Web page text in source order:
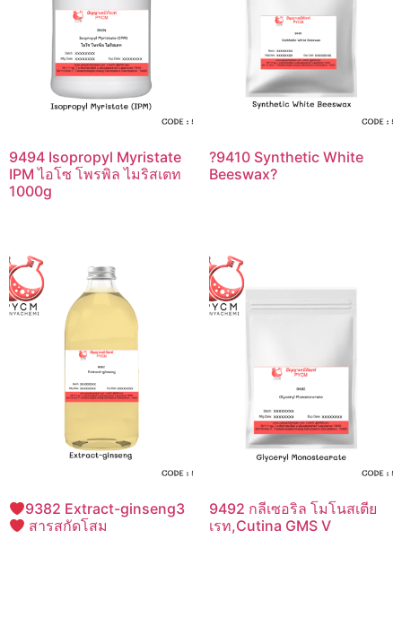
9494 Isopropyl Myristate
IPM ไอโซ โพรพิล ไมริสเตท
1000g
?9410 Synthetic White
Beeswax?
9382 Extract-ginseng3
สารสกัดโสม
9492 กลีเซอริล โมโนสเตีย
เรท,Cutina GMS V